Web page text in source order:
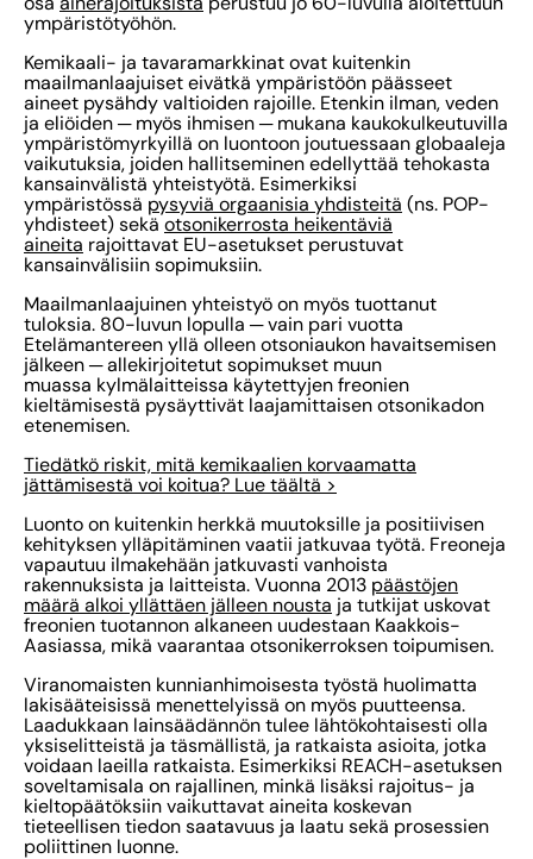
ympäristötyöhön.
Kemikaali- ja tavaramarkkinat ovat kuitenkin
maailmanlaajuiset eivätkä ympäristöön päässeet
aineet pysähdy valtioiden rajoille. Etenkin ilman, veden
ja eliöiden ─ myös ihmisen ─ mukana kaukokulkeutuvilla
ympäristömyrkyillä on luontoon joutuessaan globaaleja
vaikutuksia, joiden hallitseminen edellyttää tehokasta
kansainvälistä yhteistyötä. Esimerkiksi
ympäristössä pysyviä orgaanisia yhdisteitä (ns. POP-
yhdisteet) sekä otsonikerrosta heikentäviä
aineita rajoittavat EU-asetukset perustuvat
kansainvälisiin sopimuksiin.
Maailmanlaajuinen yhteistyö on myös tuottanut
tuloksia. 80-luvun lopulla ─ vain pari vuotta
Etelämantereen yllä olleen otsoniaukon havaitsemisen
jälkeen ─ allekirjoitetut sopimukset muun
muassa kylmälaitteissa käytettyjen freonien
kieltämisestä pysäyttivät laajamittaisen otsonikadon
etenemisen.
Tiedätkö riskit, mitä kemikaalien korvaamatta
jättämisestä voi koitua? Lue täältä >
Luonto on kuitenkin herkkä muutoksille ja positiivisen
kehityksen ylläpitäminen vaatii jatkuvaa työtä. Freoneja
vapautuu ilmakehään jatkuvasti vanhoista
rakennuksista ja laitteista. Vuonna 2013 päästöjen
määrä alkoi yllättäen jälleen nousta ja tutkijat uskovat
freonien tuotannon alkaneen uudestaan Kaakkois-
Aasiassa, mikä vaarantaa otsonikerroksen toipumisen.
Viranomaisten kunnianhimoisesta työstä huolimatta
lakisääteisissä menettelyissä on myös puutteensa.
Laadukkaan lainsäädännön tulee lähtökohtaisesti olla
yksiselitteistä ja täsmällistä, ja ratkaista asioita, jotka
voidaan laeilla ratkaista. Esimerkiksi REACH-asetuksen
soveltamisala on rajallinen, minkä lisäksi rajoitus- ja
kieltopäätöksiin vaikuttavat aineita koskevan
tieteellisen tiedon saatavuus ja laatu sekä prosessien
poliittinen luonne.